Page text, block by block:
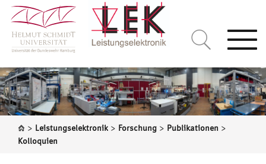
> Leistungselektronik > Forschung > Publikationen >
Kolloquien